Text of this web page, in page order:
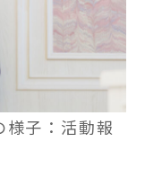
子：活動報